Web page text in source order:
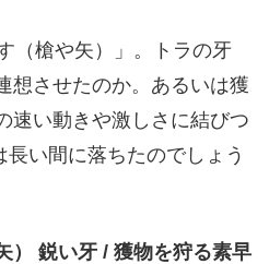
（槍や矢）」。トラの牙
想させたのか。あるいは獲
速い動きや激しさに結びつ
い間に落ちたのでしょう
） 鋭い牙 / 獲物を狩る素早